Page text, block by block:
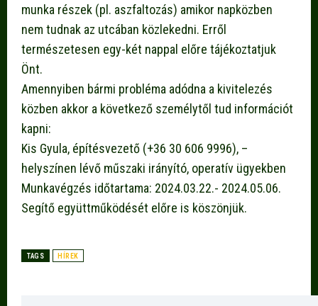
munka részek (pl. aszfaltozás) amikor napközben
nem tudnak az utcában közlekedni. Erről
természetesen egy-két nappal előre tájékoztatjuk
Önt.
Amennyiben bármi probléma adódna a kivitelezés
közben akkor a következő személytől tud információt
kapni:
Kis Gyula, építésvezető (+36 30 606 9996), –
helyszínen lévő műszaki irányító, operatív ügyekben
Munkavégzés időtartama: 2024.03.22.- 2024.05.06.
Segítő együttműködését előre is köszönjük.
TAGS HÍREK